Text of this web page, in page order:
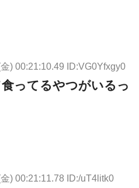
) 00:21:10.49 ID:VG0Yfxgy0
ってるやつがいるっ
) 00:21:11.78 ID:/uT4litk0